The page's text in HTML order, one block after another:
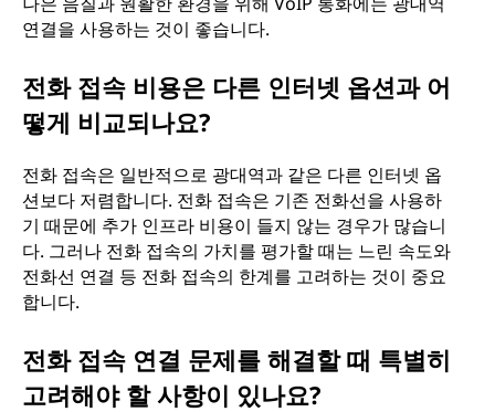
연결을 사용하는 것이 좋습니다.
전화 접속 비용은 다른 인터넷 옵션과 어
떻게 비교되나요?
전화 접속은 일반적으로 광대역과 같은 다른 인터넷 옵
션보다 저렴합니다. 전화 접속은 기존 전화선을 사용하
기 때문에 추가 인프라 비용이 들지 않는 경우가 많습니
다. 그러나 전화 접속의 가치를 평가할 때는 느린 속도와
전화선 연결 등 전화 접속의 한계를 고려하는 것이 중요
합니다.
전화 접속 연결 문제를 해결할 때 특별히
고려해야 할 사항이 있나요?